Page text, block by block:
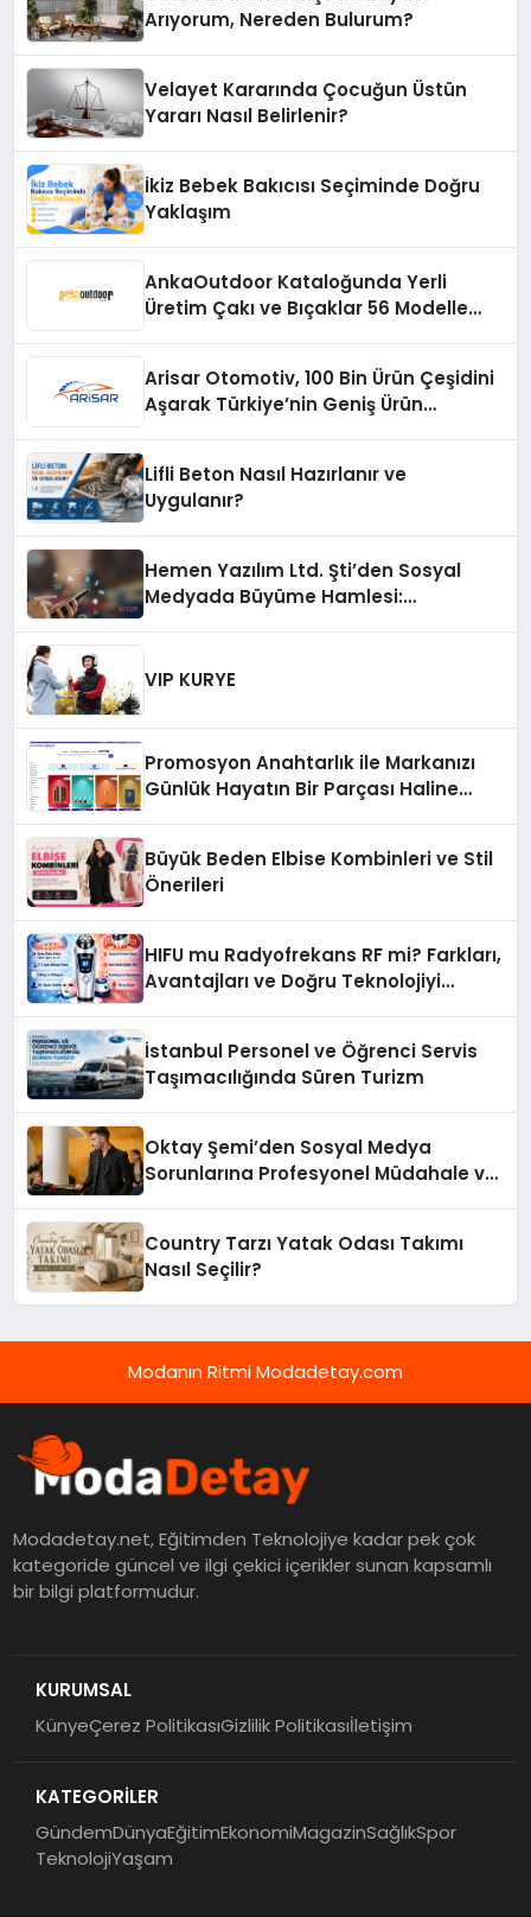
Arıyorum, Nereden Bulurum?
Velayet Kararında Çocuğun Üstün
Yararı Nasıl Belirlenir?
İkiz Bebek Bakıcısı Seçiminde Doğru
Yaklaşım
AnkaOutdoor Kataloğunda Yerli
Üretim Çakı ve Bıçaklar 56 Modelle
Arisar Otomotiv, 100 Bin Ürün Çeşidini
Aşarak Türkiye’nin Geniş Ürün
Lifli Beton Nasıl Hazırlanır ve
Uygulanır?
Hemen Yazılım Ltd. Şti’den Sosyal
Medyada Büyüme Hamlesi:
VIP KURYE
Promosyon Anahtarlık ile Markanızı
Günlük Hayatın Bir Parçası Haline
Büyük Beden Elbise Kombinleri ve Stil
Önerileri
HIFU mu Radyofrekans RF mi? Farkları,
Avantajları ve Doğru Teknolojiyi
İstanbul Personel ve Öğrenci Servis
Taşımacılığında Süren Turizm
Oktay Şemi’den Sosyal Medya
Sorunlarına Profesyonel Müdahale ve
Country Tarzı Yatak Odası Takımı
Nasıl Seçilir?
Modanın Ritmi Modadetay.com
Modadetay.net, Eğitimden Teknolojiye kadar pek çok
kategoride güncel ve ilgi çekici içerikler sunan kapsamlı
bir bilgi platformudur.
KURUMSAL
KünyeÇerez PolitikasıGizlilik Politikasıİletişim
KATEGORİLER
GündemDünyaEğitimEkonomiMagazinSağlıkSpor
TeknolojiYaşam